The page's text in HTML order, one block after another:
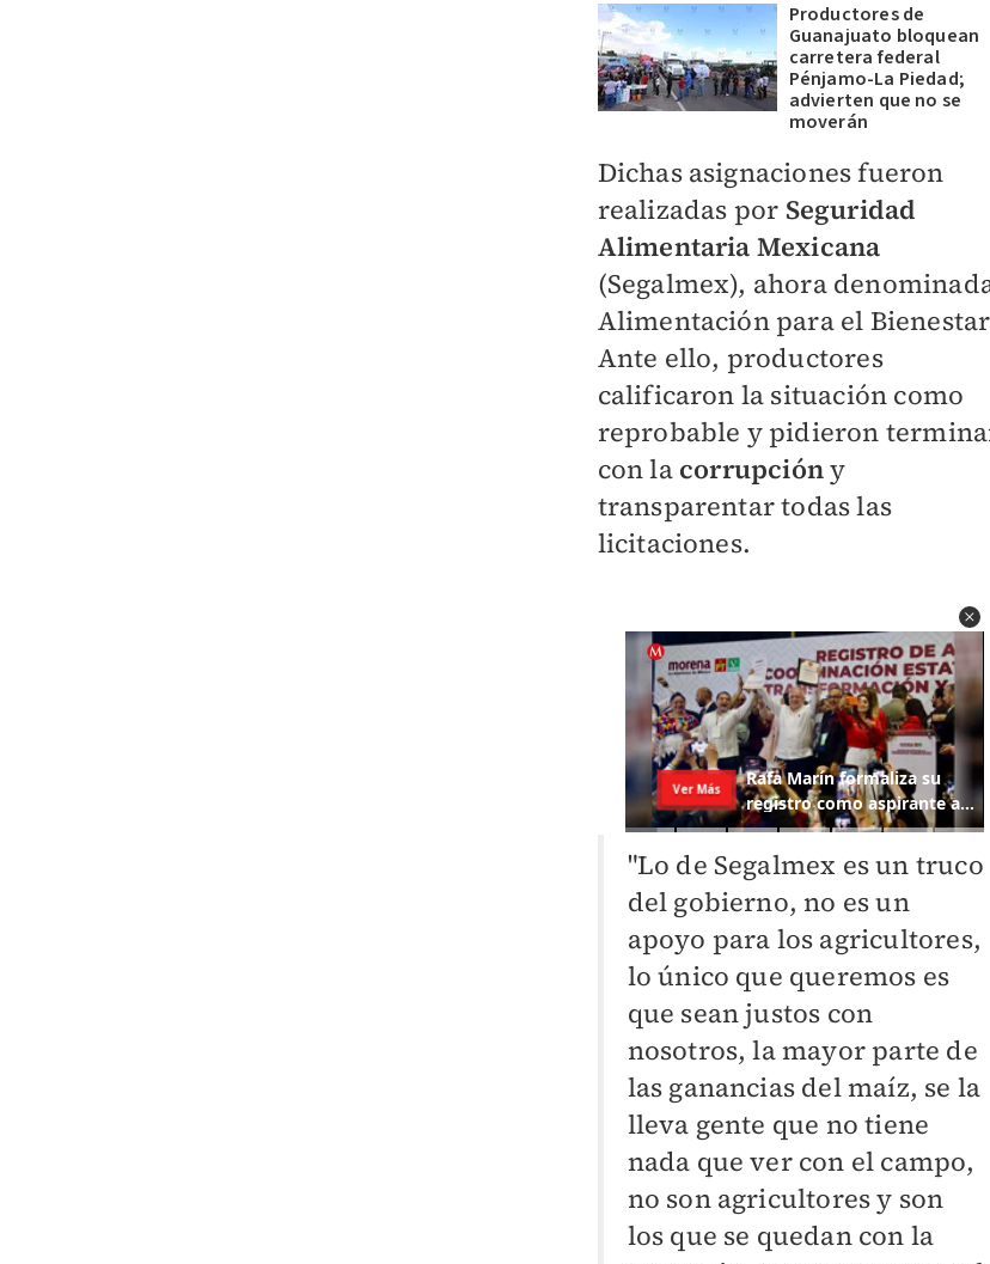
Productores de
Guanajuato bloquean
carretera federal
Pénjamo-La Piedad;
advierten que no se
moverán
Dichas asignaciones fueron
realizadas por Seguridad
Alimentaria Mexicana
(Segalmex), ahora
Alimentación para el
Ante ello, productores
calificaron la situación como
reprobable y pidieron
con la corrupcióny
transparentar todas las
licitaciones.
"Lo de Segalmex es un truco
del gobierno, no es un
apoyo para los agricultores,
lo único que queremos es
que sean justos con
nosotros, la mayor parte de
las ganancias del maíz, se la
lleva gente que no tiene
nada que ver con el campo,
no son agricultores y son
los que se quedan con la